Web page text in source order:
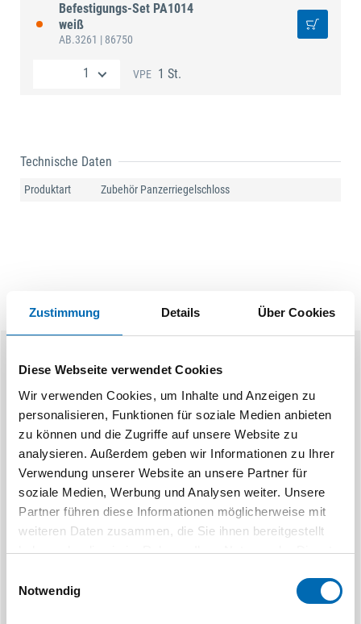
Zustimmung Details Über Cookies
Diese Webseite verwendet Cookies
Wir verwenden Cookies, um Inhalte und Anzeigen zu
personalisieren, Funktionen für soziale Medien anbieten
zu können und die Zugriffe auf unsere Website zu
analysieren. Außerdem geben wir Informationen zu Ihrer
Verwendung unserer Website an unsere Partner für
soziale Medien, Werbung und Analysen weiter. Unsere
Partner führen diese Informationen möglicherweise mit
weiteren Daten zusammen, die Sie ihnen bereitgestellt
haben oder die sie im Rahmen Ihrer Nutzung der Dienste
Notwendig
Befestigungs-Set PA1014
weiß
AB.3261 | 86750
VPE 1 St.
Technische Daten
Produktart Zubehör Panzerriegelschloss
Ähnliche Produkte
Artikel-